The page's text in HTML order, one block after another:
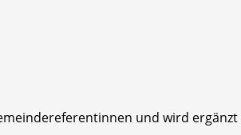
und wird